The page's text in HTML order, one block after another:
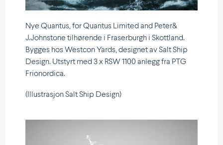
Nye Quantus, for Quantus Limited and Peter&
J.Johnstone tilhø­rende i Fraser­burgh i Skottland.
Bygges hos Westcon Yards, designet av Salt Ship
Design. Utstyrt med 3 x RSW 1100 anlegg fra PTG
Frionordica.
(Illust­rasjon Salt Ship Design)